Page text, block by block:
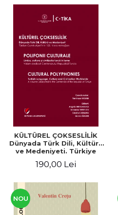
KÜLTÜREL ÇOKSESLİLİK
Dünyada Türk Dili, Kültürü
ve Medeniyeti. Türkiye
Armağan/ POLIFONII
și civilizația turcă în lume.
Centenarului
190,00 Lei
NOU